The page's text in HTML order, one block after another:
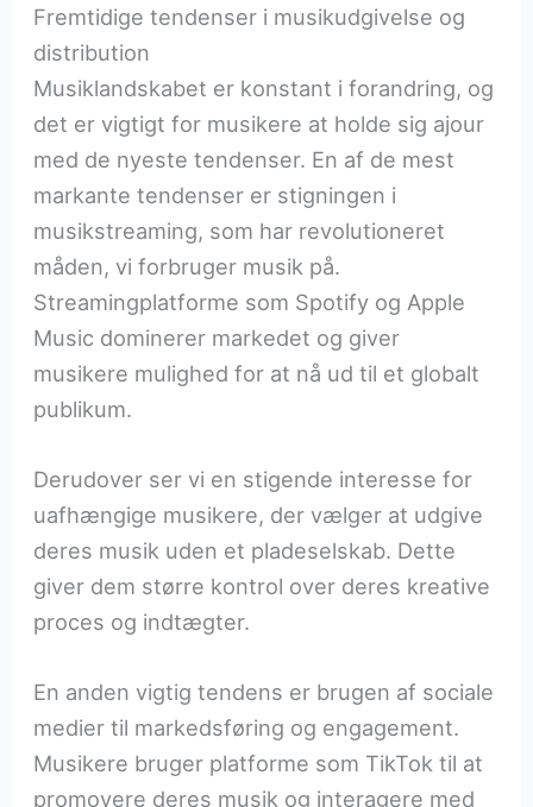
Fremtidige tendenser i musikudgivelse og
distribution
Musiklandskabet er konstant i forandring, og
det er vigtigt for musikere at holde sig ajour
med de nyeste tendenser. En af de mest
markante tendenser er stigningen i
musikstreaming, som har revolutioneret
måden, vi forbruger musik på.
Streamingplatforme som Spotify og Apple
Music dominerer markedet og giver
musikere mulighed for at nå ud til et globalt
publikum.
Derudover ser vi en stigende interesse for
uafhængige musikere, der vælger at udgive
deres musik uden et pladeselskab. Dette
giver dem større kontrol over deres kreative
proces og indtægter.
En anden vigtig tendens er brugen af sociale
medier til markedsføring og engagement.
Musikere bruger platforme som TikTok til at
promovere deres musik og interagere med